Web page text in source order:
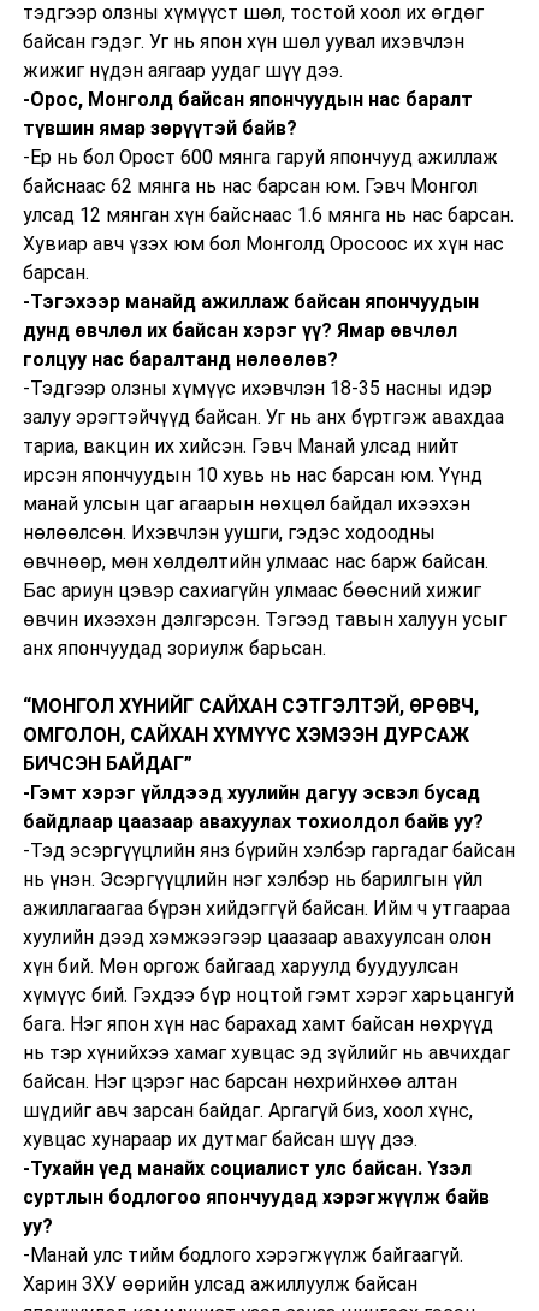
тэдгээр олзны хүмүүст шөл, тостой хоол их өгдөг
байсан гэдэг. Уг нь япон хүн шөл уувал ихэвчлэн
жижиг нүдэн аягаар уудаг шүү дээ.
-Орос, Монголд байсан япончуудын нас баралт
түвшин ямар зөрүүтэй байв?
-Ер нь бол Орост 600 мянга гаруй япончууд ажиллаж
байснаас 62 мянга нь нас барсан юм. Гэвч Монгол
улсад 12 мянган хүн байснаас 1.6 мянга нь нас барсан.
Хувиар авч үзэх юм бол Монголд Оросоос их хүн нас
барсан.
-Тэгэхээр манайд ажиллаж байсан япончуудын
дунд өвчлөл их байсан хэрэг үү? Ямар өвчлөл
голцуу нас баралтанд нөлөөлөв?
-Тэдгээр олзны хүмүүс ихэвчлэн 18-35 насны идэр
залуу эрэгтэйчүүд байсан. Уг нь анх бүртгэж авахдаа
тариа, вакцин их хийсэн. Гэвч Манай улсад нийт
ирсэн япончуудын 10 хувь нь нас барсан юм. Үүнд
манай улсын цаг агаарын нөхцөл байдал ихээхэн
нөлөөлсөн. Ихэвчлэн уушги, гэдэс ходоодны
өвчнөөр, мөн хөлдөлтийн улмаас нас барж байсан.
Бас ариун цэвэр сахиагүйн улмаас бөөсний хижиг
өвчин ихээхэн дэлгэрсэн. Тэгээд тавын халуун усыг
анх япончуудад зориулж барьсан.
“МОНГОЛ ХҮНИЙГ САЙХАН СЭТГЭЛТЭЙ, ӨРӨВЧ,
ОМГОЛОН, САЙХАН ХҮМҮҮС ХЭМЭЭН ДУРСАЖ
БИЧСЭН БАЙДАГ”
-Гэмт хэрэг үйлдээд хуулийн дагуу эсвэл бусад
байдлаар цаазаар авахуулах тохиолдол байв уу?
-Тэд эсэргүүцлийн янз бүрийн хэлбэр гаргадаг байсан
нь үнэн. Эсэргүүцлийн нэг хэлбэр нь барилгын үйл
ажиллагаагаа бүрэн хийдэггүй байсан. Ийм ч утгаараа
хуулийн дээд хэмжээгээр цаазаар авахуулсан олон
хүн бий. Мөн оргож байгаад харуулд буудуулсан
хүмүүс бий. Гэхдээ бүр ноцтой гэмт хэрэг харьцангуй
бага. Нэг япон хүн нас барахад хамт байсан нөхрүүд
нь тэр хүнийхээ хамаг хувцас эд зүйлийг нь авчихдаг
байсан. Нэг цэрэг нас барсан нөхрийнхөө алтан
шүдийг авч зарсан байдаг. Аргагүй биз, хоол хүнс,
хувцас хунараар их дутмаг байсан шүү дээ.
-Тухайн үед манайх социалист улс байсан. Үзэл
суртлын бодлогоо япончуудад хэрэгжүүлж байв
уу?
-Манай улс тийм бодлого хэрэгжүүлж байгаагүй.
Харин ЗХУ өөрийн улсад ажиллуулж байсан